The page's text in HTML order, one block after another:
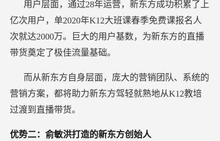
用户层面，通过28年运营，新东方成功积累了上
亿次用户，单2020年K12大班课春季免费课报名人
次就达2000万。巨大的用户基数，为新东方的直播
带货奠定了极佳流量基础。
而从新东方自身层面，庞大的营销团队、系统的
营销方案，都将助力新东方驾轻就熟地从K12教培
过渡到直播带货。
优势二：俞敏洪打造的新东方创始人